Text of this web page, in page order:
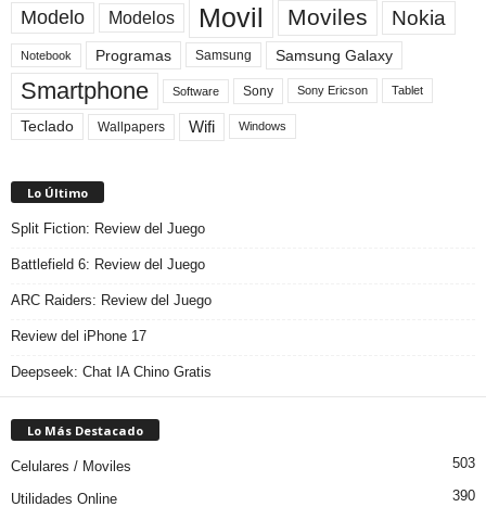
Modelo Modelos Movil Moviles Nokia
Notebook Programas Samsung Samsung Galaxy
Smartphone Software Sony Sony Ericson Tablet
Teclado Wallpapers Wifi Windows
Lo Último
Split Fiction: Review del Juego
Battlefield 6: Review del Juego
ARC Raiders: Review del Juego
Review del iPhone 17
Deepseek: Chat IA Chino Gratis
Lo Más Destacado
Celulares / Moviles 503
Utilidades Online 390